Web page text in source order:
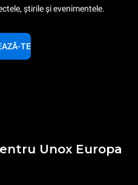
știrile și evenimentele.
TE
Unox Europa